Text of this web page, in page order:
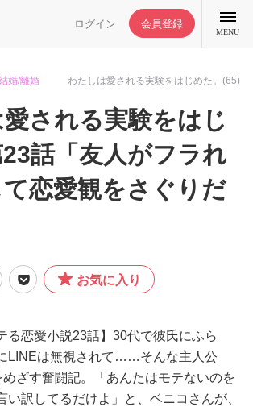
ログイン 会員登録
MENU
部活
ョン
/離婚
婚/離婚 わたしは愛される実験をはじめた。(65)
される実験をはじ
話「友人がフラれ
恋愛観をさぐりだ
お気に入り
る恋愛小説23話】30代で彼氏にふら
LINEは無視されて……そんな主人公
めざす奮闘記。「あんたはモテないのを
い訳してるだけよ」と、ベニコさんが、